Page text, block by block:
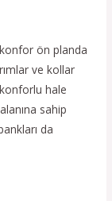
ön planda
ve kollar
hale
sahip
da